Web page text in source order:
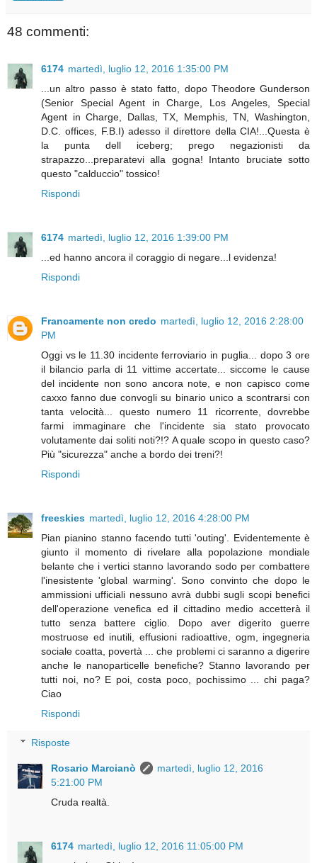
48 commenti:
6174 martedì, luglio 12, 2016 1:35:00 PM
...un altro passo è stato fatto, dopo Theodore Gunderson
(Senior Special Agent in Charge, Los Angeles, Special
Agent in Charge, Dallas, TX, Memphis, TN, Washington,
D.C. offices, F.B.I) adesso il direttore della CIA!...Questa è
la punta dell iceberg; prego negazionisti da
strapazzo...preparatevi alla gogna! Intanto bruciate sotto
questo "calduccio" tossico!
Rispondi
6174 martedì, luglio 12, 2016 1:39:00 PM
...ed hanno ancora il coraggio di negare...l evidenza!
Rispondi
Francamente non credo martedì, luglio 12, 2016 2:28:00
PM
Oggi vs le 11.30 incidente ferroviario in puglia... dopo 3 ore
il bilancio parla di 11 vittime accertate... siccome le cause
del incidente non sono ancora note, e non capisco come
caxxo fanno due convogli su binario unico a scontrarsi con
tanta velocità... questo numero 11 ricorrente, dovrebbe
farmi immaginare che l'incidente sia stato provocato
volutamente dai soliti noti?!? A quale scopo in questo caso?
Più "sicurezza" anche a bordo dei treni?!
Rispondi
freeskies martedì, luglio 12, 2016 4:28:00 PM
Pian pianino stanno facendo tutti 'outing'. Evidentemente è
giunto il momento di rivelare alla popolazione mondiale
belante che i vertici stanno lavorando sodo per combattere
l'inesistente 'global warming'. Sono convinto che dopo le
ammissioni ufficiali nessuno avrà dubbi sugli scopi benefici
dell'operazione venefica ed il cittadino medio accetterà il
tutto senza battere ciglio. Dopo aver digerito guerre
mostruose ed inutili, effusioni radioattive, ogm, ingegneria
sociale coatta, povertà ... che problemi ci saranno a digerire
anche le nanoparticelle benefiche? Stanno lavorando per
tutti noi, no? E poi, costa poco, pochissimo ... chi paga?
Ciao
Rispondi
Risposte
Rosario Marcianò
martedì, luglio 12, 2016
5:21:00 PM
Cruda realtà.
6174 martedì, luglio 12, 2016 11:05:00 PM